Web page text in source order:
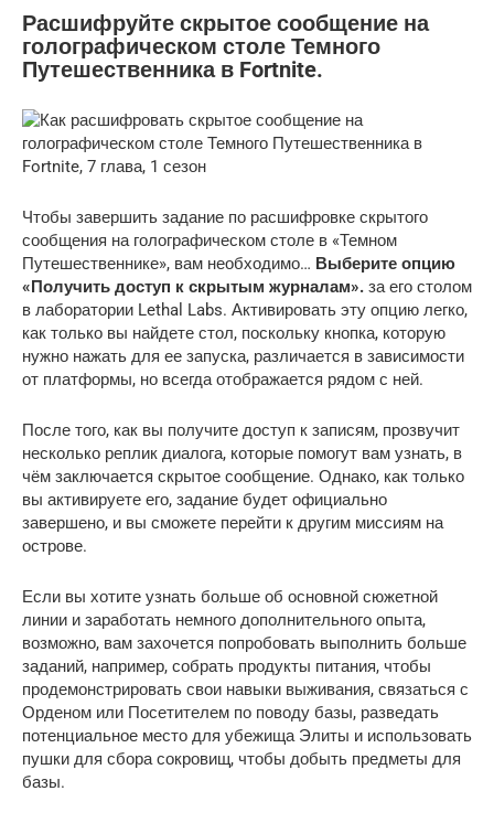
Расшифруйте скрытое сообщение на
голографическом столе Темного
Путешественника в Fortnite.
Чтобы завершить задание по расшифровке скрытого
сообщения на голографическом столе в «Темном
Путешественнике», вам необходимо… Выберите опцию
«Получить доступ к скрытым журналам». за его столом
в лаборатории Lethal Labs. Активировать эту опцию легко,
как только вы найдете стол, поскольку кнопка, которую
нужно нажать для ее запуска, различается в зависимости
от платформы, но всегда отображается рядом с ней.
После того, как вы получите доступ к записям, прозвучит
несколько реплик диалога, которые помогут вам узнать, в
чём заключается скрытое сообщение. Однако, как только
вы активируете его, задание будет официально
завершено, и вы сможете перейти к другим миссиям на
острове.
Если вы хотите узнать больше об основной сюжетной
линии и заработать немного дополнительного опыта,
возможно, вам захочется попробовать выполнить больше
заданий, например, собрать продукты питания, чтобы
продемонстрировать свои навыки выживания, связаться с
Орденом или Посетителем по поводу базы, разведать
потенциальное место для убежища Элиты и использовать
пушки для сбора сокровищ, чтобы добыть предметы для
базы.